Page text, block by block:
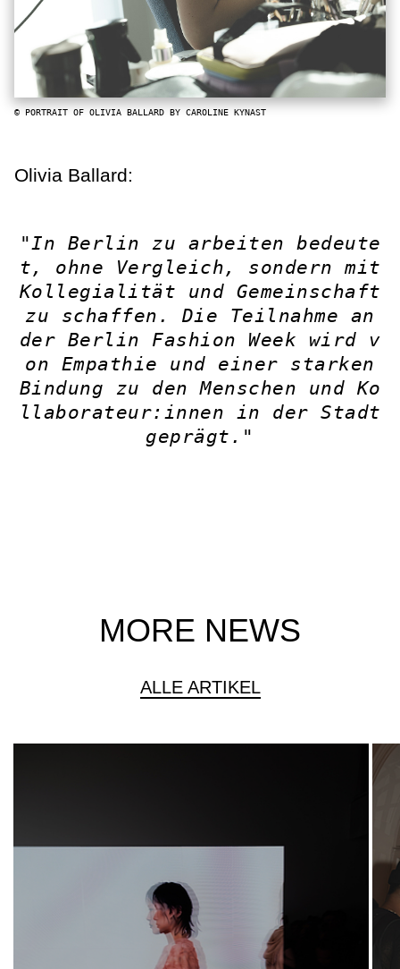
© PORTRAIT OF OLIVIA BALLARD BY CAROLINE KYNAST
Olivia Ballard:
"In Berlin zu arbeiten bedeute
t, ohne Vergleich, sondern mit
Kollegialität und Gemeinschaft
zu schaffen. Die Teilnahme an
der Berlin Fashion Week wird v
on Empathie und einer starken
Bindung zu den Menschen und Ko
llaborateur:innen in der Stadt
geprägt."
MORE NEWS
ALLE ARTIKEL